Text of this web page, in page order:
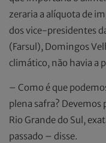
zeraria a alíquota de
dos vice-presidentes
(Farsul), Domingos
climático, não havia a
– Como é que
plena safra?
Rio Grande do Sul,
passado – disse.